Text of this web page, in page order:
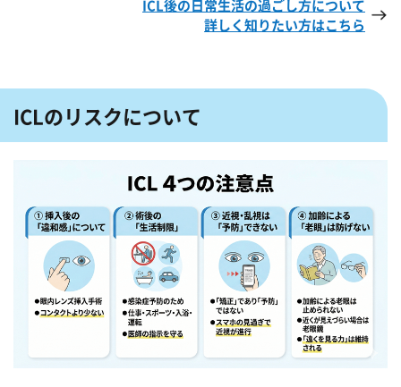
ICL後の日常生活の過ごし方について
詳しく知りたい方はこちら
ICLのリスクについて